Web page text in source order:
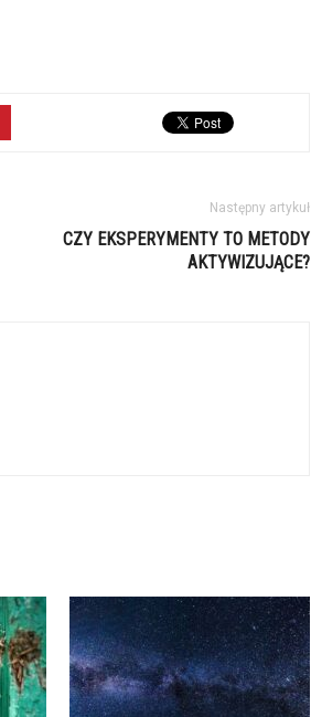
Następny artykuł
CZY EKSPERYMENTY TO METODY
AKTYWIZUJĄCE?